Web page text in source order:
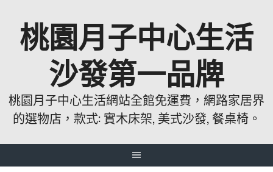
桃園月子中心生活
沙發第一品牌
桃園月子中心生活網站全館免運費，網路家居界
的選物店，款式: 實木床架, 美式沙發, 餐桌椅。